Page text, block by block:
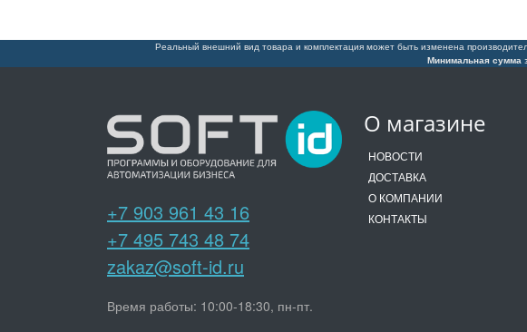
Реальный внешний вид товара и комплектация может быть изменена
Минимальная сумма
О магазине
НОВОСТИ
ДОСТАВКА
О КОМПАНИИ
КОНТАКТЫ
+7 903 961 43 16
+7 495 743 48 74
zakaz@soft-id.ru
Время работы: 10:00-18:30, пн-пт.